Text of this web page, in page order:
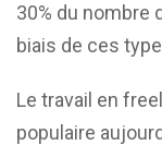
30% du nombre
biais de ces
Le travail en
populaire